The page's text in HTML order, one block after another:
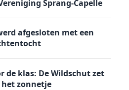
Sprang-Capelle
afgesloten met een
de klas: De Wildschut zet
zonnetje